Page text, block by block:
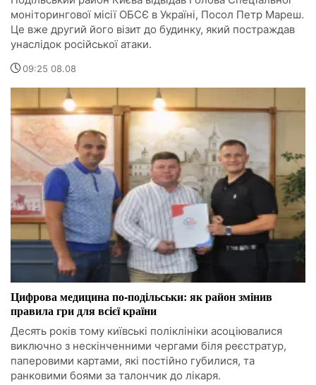
моніторингової місії ОБСЄ в Україні, Посол Петр Мареш.
Це вже другий його візит до будинку, який постраждав
унаслідок російської атаки.
09:25 08.08
Цифрова медицина по-подільськи: як район змінив
правила гри для всієї країни
Десять років тому київські поліклініки асоціювалися
виключно з нескінченними чергами біля реєстратур,
паперовими картами, які постійно губилися, та
ранковими боями за талончик до лікаря.